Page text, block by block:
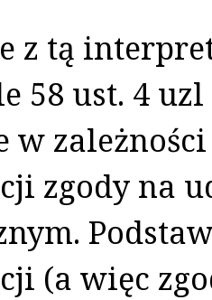
z tą
58 ust. 4
w
zgody na
(a więc